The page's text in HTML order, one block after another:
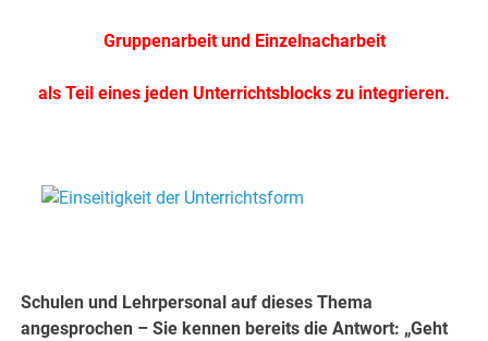
Gruppenarbeit und Einzelnacharbeit
als Teil eines jeden Unterrichtsblocks zu integrieren.
Schulen und Lehrpersonal auf dieses Thema
angesprochen – Sie kennen bereits die Antwort: „Geht